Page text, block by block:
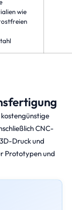
wie
CNC-
Druck und
Prototypen und